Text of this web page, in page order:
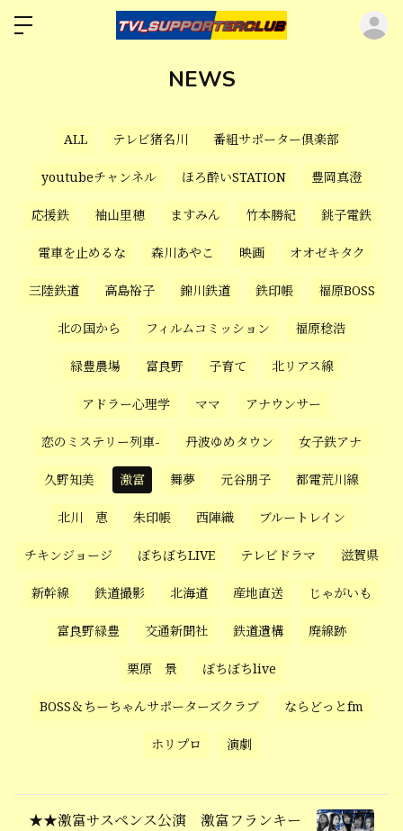
NEWS
ALL テレビ猪名川 番組サポーター倶楽部
youtubeチャンネル ほろ酔いSTATION 豊岡真澄
応援鉄 袖山里穂 ますみん 竹本勝紀 銚子電鉄
電車を止めるな 森川あやこ 映画 オオゼキタク
三陸鉄道 高島裕子 錦川鉄道 鉄印帳 福原BOSS
北の国から フィルムコミッション 福原稔浩
緑豊農場 富良野 子育て 北リアス線
アドラー心理学 ママ アナウンサー
恋のミステリー列車- 丹波ゆめタウン 女子鉄アナ
久野知美 激富 舞夢 元谷朋子 都電荒川線
北川 恵 朱印帳 西陣織 ブルートレイン
チキンジョージ ぼちぼちLIVE テレビドラマ 滋賀県
新幹線 鉄道撮影 北海道 産地直送 じゃがいも
富良野緑豊 交通新聞社 鉄道遺構 廃線跡
栗原 景 ぼちぼちlive
BOSS＆ちーちゃんサポーターズクラブ ならどっとfm
ホリプロ 演劇
★★激富サスペンス公演 激富フランキー